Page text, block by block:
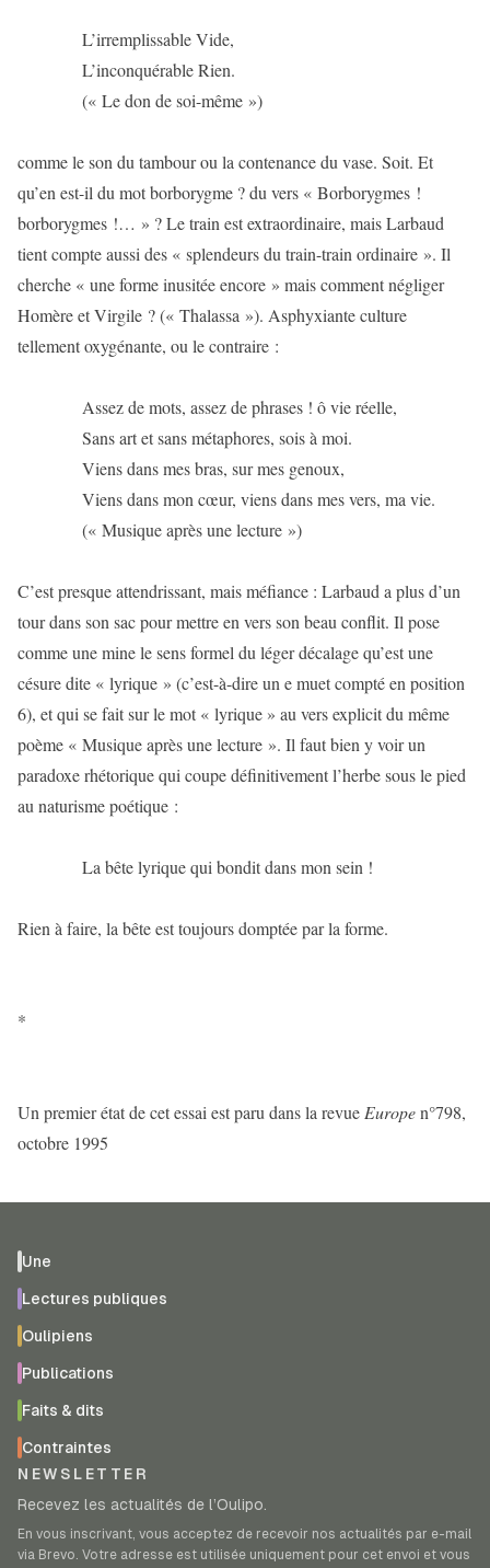
L’irremplissable Vide,
L’inconquérable Rien.
(« Le don de soi-même »)
comme le son du tambour ou la contenance du vase. Soit. Et
qu’en est-il du mot borborygme ? du vers « Borborygmes !
borborygmes !… » ? Le train est extraordinaire, mais Larbaud
tient compte aussi des « splendeurs du train-train ordinaire ». Il
cherche « une forme inusitée encore » mais comment négliger
Homère et Virgile ? (« Thalassa »). Asphyxiante culture
tellement oxygénante, ou le contraire :
Assez de mots, assez de phrases ! ô vie réelle,
Sans art et sans métaphores, sois à moi.
Viens dans mes bras, sur mes genoux,
Viens dans mon cœur, viens dans mes vers, ma vie.
(« Musique après une lecture »)
C’est presque attendrissant, mais méfiance : Larbaud a plus d’un
tour dans son sac pour mettre en vers son beau conflit. Il pose
comme une mine le sens formel du léger décalage qu’est une
césure dite « lyrique » (c’est-à-dire un e muet compté en position
6), et qui se fait sur le mot « lyrique » au vers explicit du même
poème « Musique après une lecture ». Il faut bien y voir un
paradoxe rhétorique qui coupe définitivement l’herbe sous le pied
au naturisme poétique :
La bête lyrique qui bondit dans mon sein !
Rien à faire, la bête est toujours domptée par la forme.
*
Un premier état de cet essai est paru dans la revue Europen°798,
octobre 1995
Une
Lectures publiques
Oulipiens
Publications
Faits & dits
Contraintes
NEWSLETTER
Recevez les actualités de l’Oulipo.
En vous inscrivant, vous acceptez de recevoir nos actualités par e-mail
via Brevo. Votre adresse est utilisée uniquement pour cet envoi et vous